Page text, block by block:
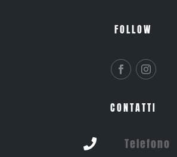
FOLLOW
CONTATTI
 Telefono